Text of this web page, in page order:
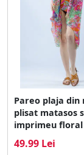
Pareo plaja
plisat matasos
imprimeu floral
49.99 Lei